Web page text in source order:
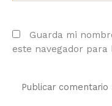
Guarda mi